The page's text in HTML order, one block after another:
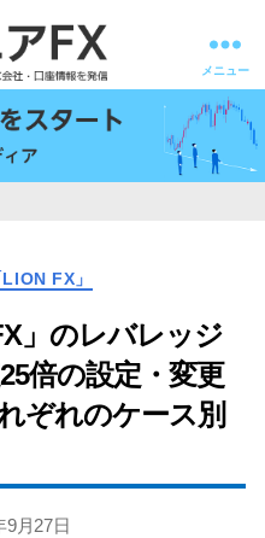
メニュー
リ
FX」
」のレバレッジ
倍の設定・変更
ぞれのケース別
9月27日